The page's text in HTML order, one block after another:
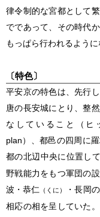
律令制的な宮都として
でであって、その時代
もっぱら行われるように
〔特色〕
平安京の特色は、先行
唐の長安城にとり、整
なしていること（ヒ
plan）、都邑の四周に
都の北辺中央に位置し
野戦能力をもつ軍団の
波・恭仁 （くに）
・長岡
相応の相を呈していた